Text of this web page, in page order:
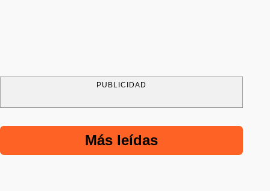
PUBLICIDAD
Más leídas